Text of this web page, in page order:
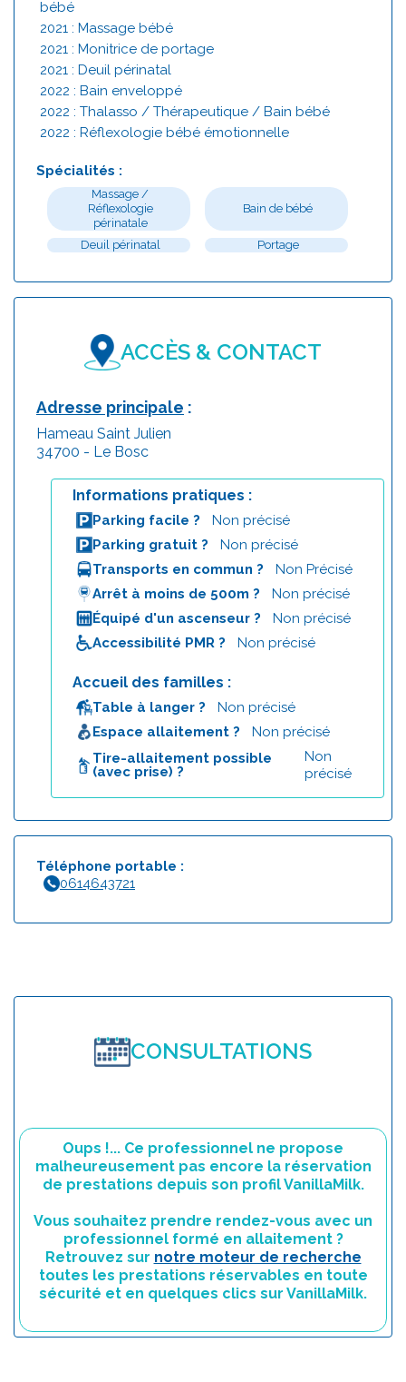
bébé
2021 : Massage bébé
2021 : Monitrice de portage
2021 : Deuil périnatal
2022 : Bain enveloppé
2022 : Thalasso / Thérapeutique / Bain bébé
2022 : Réflexologie bébé émotionnelle
Spécialités :
Massage /
Réflexologie
périnatale
Bain de bébé
Deuil périnatal Portage
ACCÈS & CONTACT
Adresse principale :
Hameau Saint Julien
34700 - Le Bosc
Informations pratiques :
Parking facile ? Non précisé
Parking gratuit ? Non précisé
Transports en commun ? Non Précisé
Arrêt à moins de 500m ? Non précisé
Équipé d'un ascenseur ? Non précisé
Accessibilité PMR ? Non précisé
Accueil des familles :
Table à langer ? Non précisé
Espace allaitement ? Non précisé
Tire-allaitement possible
(avec prise) ?
Non
précisé
Téléphone portable :
0614643721
CONSULTATIONS
Oups !... Ce professionnel ne propose
malheureusement pas encore la réservation
de prestations depuis son profil VanillaMilk.
Vous souhaitez prendre rendez-vous avec un
professionnel formé en allaitement ?
Retrouvez sur notre moteur de recherche
toutes les prestations réservables en toute
sécurité et en quelques clics sur VanillaMilk.